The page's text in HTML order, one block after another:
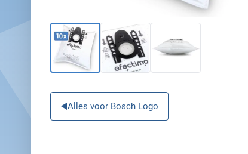
Alles voor Bosch Logo